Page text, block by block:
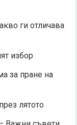
ги отличава
избор
за пране на
лятото